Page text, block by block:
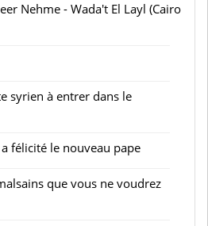
Nehme - Wada't El Layl (Cairo
syrien à entrer dans le
félicité le nouveau pape
que vous ne voudrez